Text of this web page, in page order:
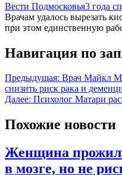
Вести Подмосковья3 года
Врачам удалось вырезать
при этом единственную
Навигация по
Предыдущая: Врач Майкл
снизить риск рака и
Далее: Психолог Матари
Похожие новости
Женщина
в мозге, но не